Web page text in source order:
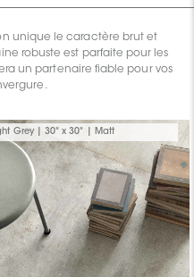
unique le caractère brut et
robuste est parfaite pour les
un partenaire fiable pour vos
Grey | 30" x 30" | Matt